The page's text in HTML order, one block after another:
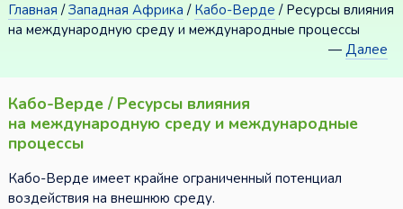
Главная /Западная Африка / Кабо-Верде / Ресурсы влияния
на международную среду и международные процессы
—Далее
Кабо-Верде / Ресурсы влияния
на международную среду и международные
процессы
Кабо-Верде имеет крайне ограниченный потенциал
воздействия на внешнюю среду.